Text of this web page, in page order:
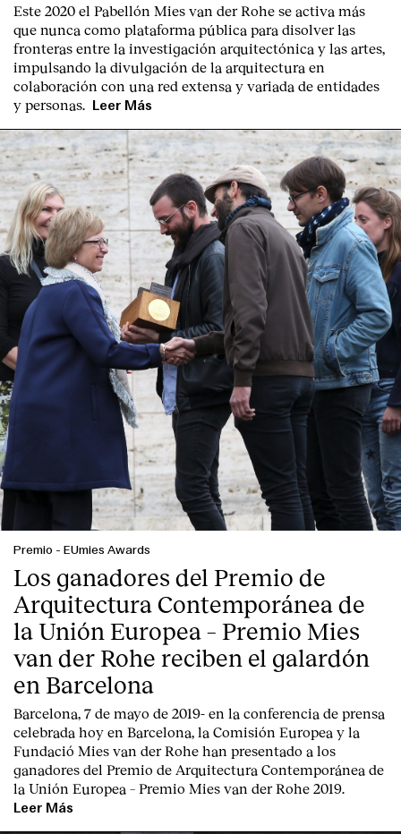
Clientes
Este 2020 el Pabellón Mies van der Rohe se activa más
que nunca como plataforma pública para disolver las
fronteras entre la investigación arquitectónica y las artes,
impulsando la divulgación de la arquitectura en
colaboración con una red extensa y variada de entidades
y personas.
Leer Más
Premio - EUmies Awards
Los ganadores del Premio de
Arquitectura Contemporánea de
la Unión Europea – Premio Mies
van der Rohe reciben el galardón
en Barcelona
Barcelona, 7 de mayo de 2019- en la conferencia de prensa
celebrada hoy en Barcelona, la Comisión Europea y la
Fundació Mies van der Rohe han presentado a los
ganadores del Premio de Arquitectura Contemporánea de
la Unión Europea – Premio Mies van der Rohe 2019.
Leer Más